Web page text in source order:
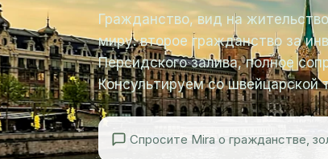
Гражданство, вид на
миру: второе гражданство за
Персидского залива, полное
Консультируем со швейцарской